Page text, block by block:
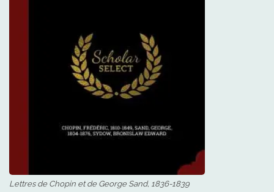
Lettres de Chopin et de George Sand, 1836-1839